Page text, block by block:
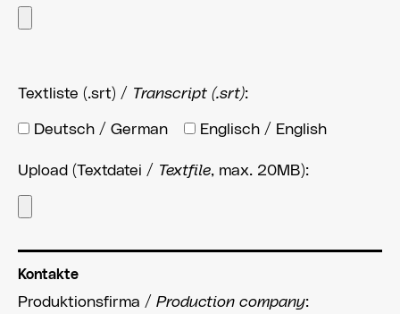
Textliste (.srt) / Transcript (.srt):
Deutsch / German Englisch / English
Upload (Textdatei / Textfile, max. 20MB):
Kontakte
Produktionsfirma / Production company: